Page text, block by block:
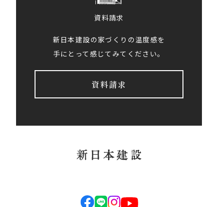
資料請求
新日本建設の家づくりの温度感を
手にとって感じてみてください。
資料請求